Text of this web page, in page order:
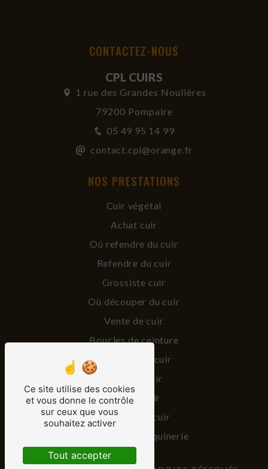
CONTACTEZ-NOUS
CPL CUIRS
1 rue des Grandes Noulières
79200 Pompaire
05 49 95 14 99
contact.cpl@orange.fr
NOS PRESTATIONS
Cuir végétal
Achat cuir
Où refendre du cuir
Refendre du cuir
Grossiste cuir
Où découper du cuir
Vente de cuir
Boucles de ceinture
Vente peaux cuir
Vendeur cuir
Lanière cuir
Fournisseur cuir
Fourniture maroquinerie
Ce site utilise des cookies
et vous donne le contrôle
sur ceux que vous
souhaitez activer
Tout accepter